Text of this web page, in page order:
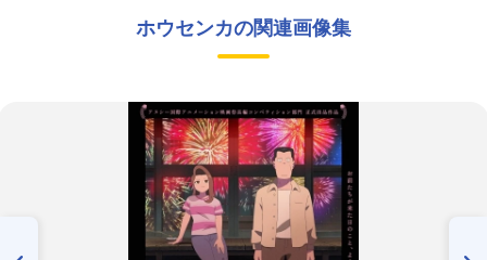
ホウセンカの関連画像集